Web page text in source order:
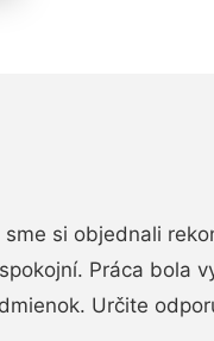
si objednali
Práca bola
Určite